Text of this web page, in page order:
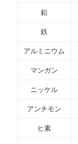
鉛
鉄
アルミニウム
マンガン
ニッケル
アンチモン
ヒ素